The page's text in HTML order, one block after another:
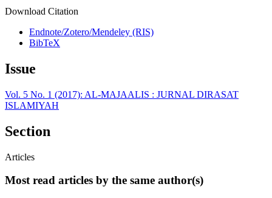
Download Citation
Endnote/Zotero/Mendeley (RIS)
BibTeX
Issue
Vol. 5 No. 1 (2017): AL-MAJAALIS : JURNAL DIRASAT
ISLAMIYAH
Section
Articles
Most read articles by the same author(s)